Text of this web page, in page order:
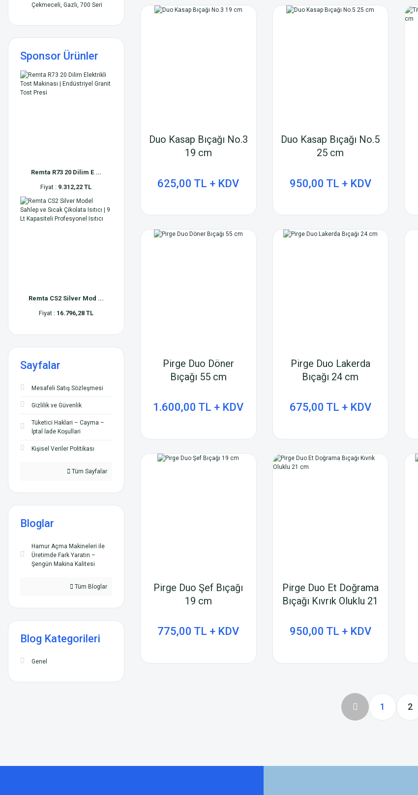
Çekmeceli, Gazlı, 700 Seri
Sponsor Ürünler
Remta R73 20 Dilim E ...
Fiyat : 9.312,22 TL
Remta CS2 Silver Mod ...
Fiyat : 16.796,28 TL
Sayfalar
Mesafeli Satış Sözleşmesi
Gizlilik ve Güvenlik
Tüketici Haklari – Cayma –
İptal İade Koşullari
Kişisel Veriler Politikası
Tüm Sayfalar
Bloglar
Hamur Açma Makineleri ile
Üretimde Fark Yaratın –
Şengün Makina Kalitesi
Tüm Bloglar
Blog Kategorileri
Genel
Duo Kasap Bıçağı No.3
19 cm
625,00 TL + KDV
Duo Kasap Bıçağı No.5
25 cm
950,00 TL + KDV
Pirge Duo Döner
Bıçağı 55 cm
1.600,00 TL + KDV
Pirge Duo Lakerda
Bıçağı 24 cm
675,00 TL + KDV
Pirge Duo Şef Bıçağı
19 cm
775,00 TL + KDV
Pirge Duo Et Doğrama
Bıçağı Kıvrık Oluklu 21
950,00 TL + KDV
1 2